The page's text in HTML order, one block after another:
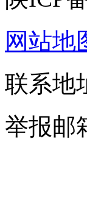
网站地
联系地
举报邮